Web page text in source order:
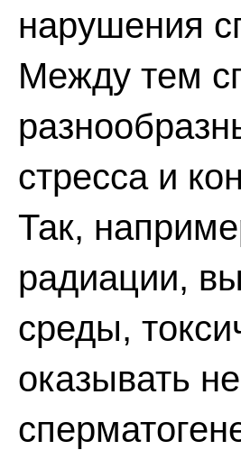
нарушения
Между тем
стресса и
Так,
радиации,
среды,
оказывать